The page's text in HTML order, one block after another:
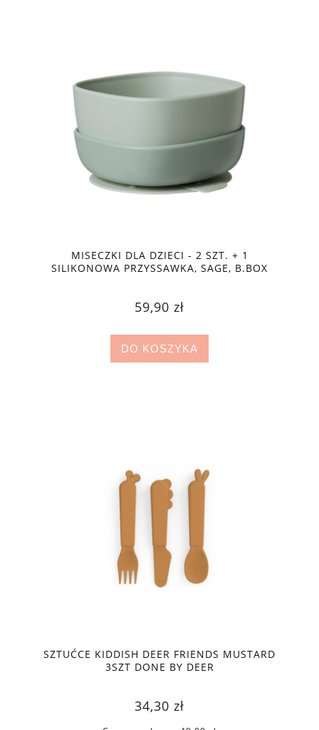
MISECZKI DLA DZIECI - 2 SZT. + 1
SILIKONOWA PRZYSSAWKA, SAGE, B.BOX
59,90 zł
DO KOSZYKA
SZTUĆCE KIDDISH DEER FRIENDS MUSTARD
3SZT DONE BY DEER
34,30 zł